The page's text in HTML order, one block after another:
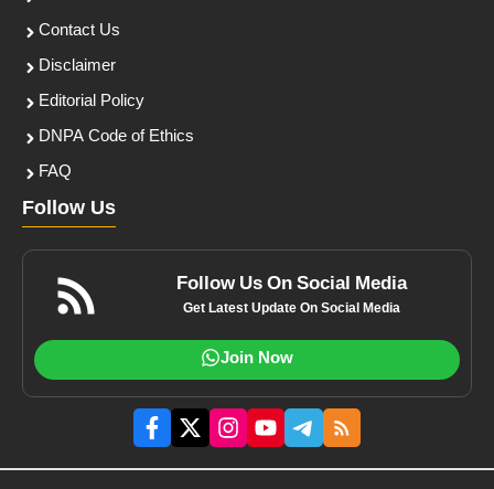
Contact Us
Disclaimer
Editorial Policy
DNPA Code of Ethics
FAQ
Follow Us
Follow Us On Social Media
Get Latest Update On Social Media
Join Now